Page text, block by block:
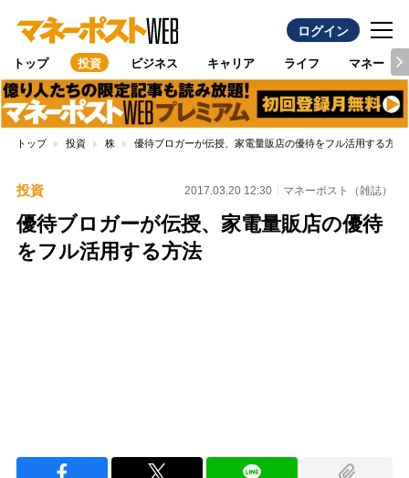
ログイン
トップ 投資 ビジネス キャリア ライフ マネー
トップ 投資 株 優待ブロガーが伝授、家電量販店の優待をフル活用する方法
投資 2017.03.20 12:30 マネーポスト（雑誌）
優待ブロガーが伝授、家電量販店の優待
をフル活用する方法